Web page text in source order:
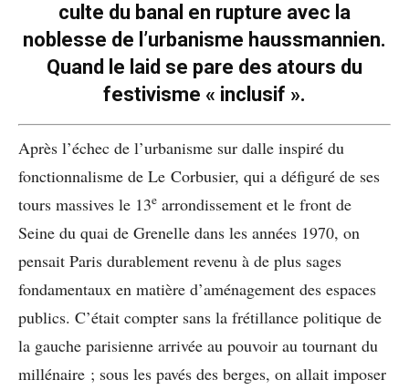
culte du banal en rupture avec la
noblesse de l’urbanisme haussmannien.
Quand le laid se pare des atours du
festivisme « inclusif ».
Après l’échec de l’urbanisme sur dalle inspiré du
fonctionnalisme de Le Corbusier, qui a défiguré de ses
tours massives le 13e arrondissement et le front de
Seine du quai de Grenelle dans les années 1970, on
pensait Paris durablement revenu à de plus sages
fondamentaux en matière d’aménagement des espaces
publics. C’était compter sans la frétillance politique de
la gauche parisienne arrivée au pouvoir au tournant du
millénaire ; sous les pavés des berges, on allait imposer